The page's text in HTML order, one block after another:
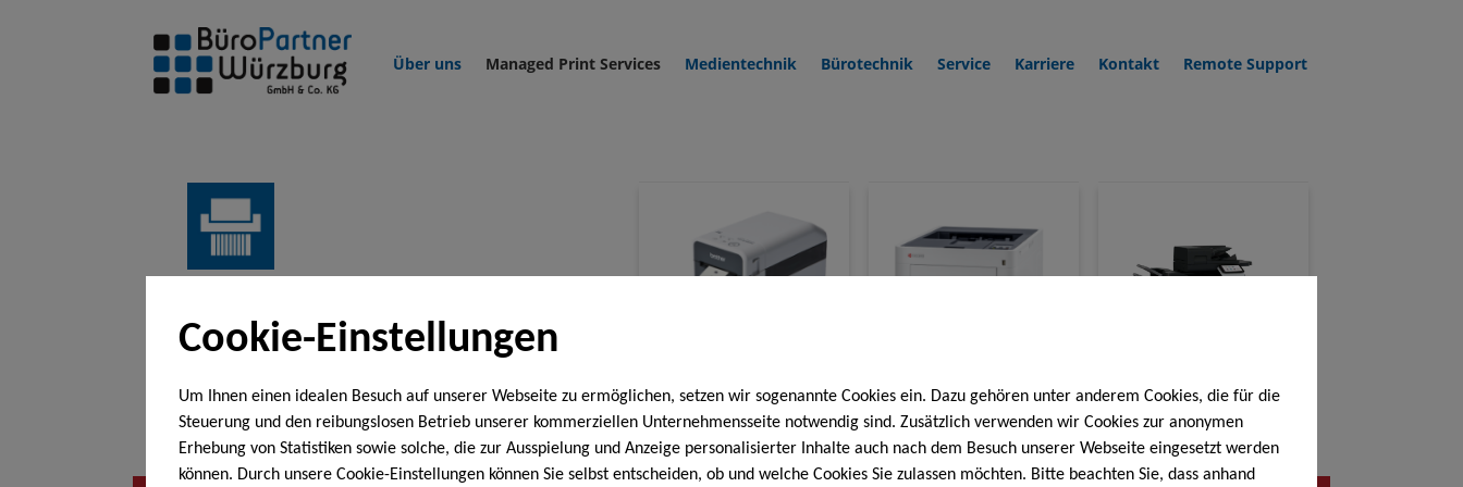
Cookie-Einstellungen
Um Ihnen einen idealen Besuch auf unserer Webseite zu ermöglichen, setzen wir sogenannte Cookies ein. Dazu gehören unter anderem Cookies, die für die
Steuerung und den reibungslosen Betrieb unserer kommerziellen Unternehmensseite notwendig sind. Zusätzlich verwenden wir Cookies zur anonymen
Erhebung von Statistiken sowie solche, die zur Ausspielung und Anzeige personalisierter Inhalte auch nach dem Besuch unserer Webseite eingesetzt werden
können. Durch unsere Cookie-Einstellungen können Sie selbst entscheiden, ob und welche Cookies Sie zulassen möchten. Bitte beachten Sie, dass anhand
Über uns Managed Print Services Medientechnik Bürotechnik Service Karriere Kontakt Remote Support
Managed Print
Services
Professionelle Druck- und Kopierlösungen - abgestimmt auf
Ihre Bedürfnisse.
Brother Kyocera Konica Minolta